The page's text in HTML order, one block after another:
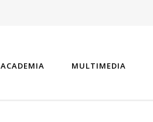
ACADEMIA MULTIMEDIA